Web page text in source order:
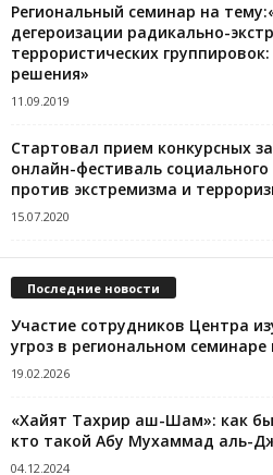
Региональный семинар на
дегероизации радикально-
террористических
решения»
11.09.2019
Стартовал прием конкурсных
онлайн-фестиваль
против экстремизма и
15.07.2020
Последние новости
Участие сотрудников Центра
угроз в региональном
19.02.2026
«Хайят Тахрир аш-Шам»: как
кто такой Абу Мухаммад аль-
04.12.2024